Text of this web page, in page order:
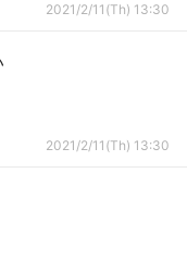
2021/2/11(Th) 13:30
2021/2/11(Th) 13:30